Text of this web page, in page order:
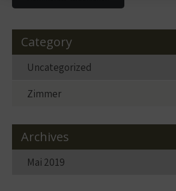
Category
Uncategorized
Zimmer
Archives
Mai 2019